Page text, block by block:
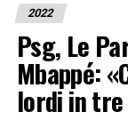
2022
Psg, Le
Mbappé:
lordi in tre